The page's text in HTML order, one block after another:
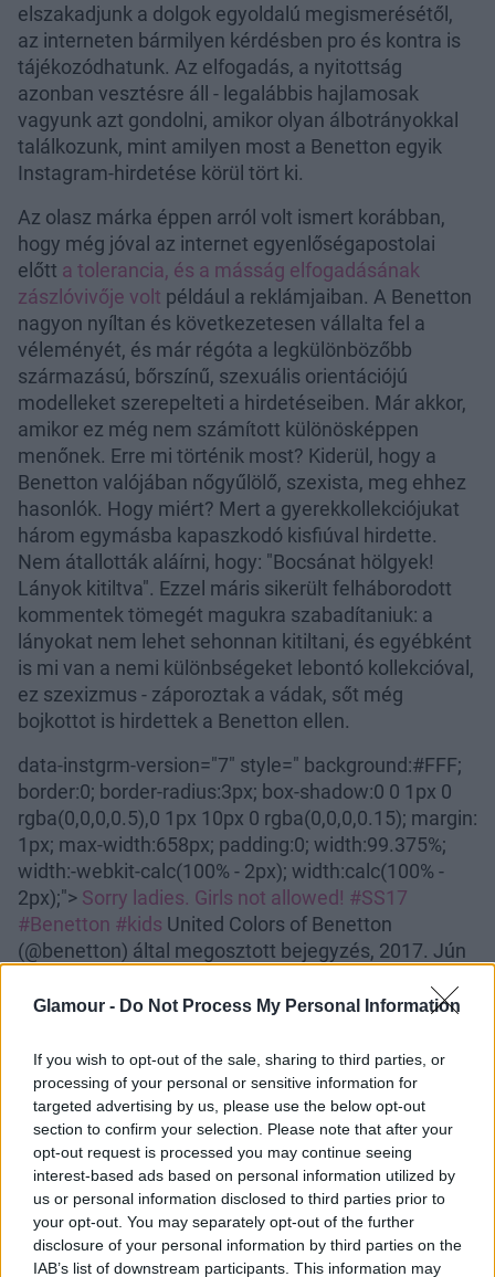
Glamour - Do Not Process My Personal Information
If you wish to opt-out of the sale, sharing to third parties, or
processing of your personal or sensitive information for
targeted advertising by us, please use the below opt-out
section to confirm your selection. Please note that after your
opt-out request is processed you may continue seeing
interest-based ads based on personal information utilized by
us or personal information disclosed to third parties prior to
your opt-out. You may separately opt-out of the further
disclosure of your personal information by third parties on the
IAB’s list of downstream participants. This information may
elszakadjunk a dolgok egyoldalú megismerésétől,
az interneten bármilyen kérdésben pro és kontra is
tájékozódhatunk. Az elfogadás, a nyitottság
azonban vesztésre áll - legalábbis hajlamosak
vagyunk azt gondolni, amikor olyan álbotrányokkal
találkozunk, mint amilyen most a Benetton egyik
Instagram-hirdetése körül tört ki.
Az olasz márka éppen arról volt ismert korábban,
hogy még jóval az internet egyenlőségapostolai
előtt a tolerancia, és a másság elfogadásának
zászlóvivője volt például a reklámjaiban. A Benetton
nagyon nyíltan és következetesen vállalta fel a
véleményét, és már régóta a legkülönbözőbb
származású, bőrszínű, szexuális orientációjú
modelleket szerepelteti a hirdetéseiben. Már akkor,
amikor ez még nem számított különösképpen
menőnek. Erre mi történik most? Kiderül, hogy a
Benetton valójában nőgyűlölő, szexista, meg ehhez
hasonlók. Hogy miért? Mert a gyerekkollekciójukat
három egymásba kapaszkodó kisfiúval hirdette.
Nem átallották aláírni, hogy: "Bocsánat hölgyek!
Lányok kitiltva". Ezzel máris sikerült felháborodott
kommentek tömegét magukra szabadítaniuk: a
lányokat nem lehet sehonnan kitiltani, és egyébként
is mi van a nemi különbségeket lebontó kollekcióval,
ez szexizmus - záporoztak a vádak, sőt még
bojkottot is hirdettek a Benetton ellen.
data-instgrm-version="7" style=" background:#FFF;
border:0; border-radius:3px; box-shadow:0 0 1px 0
rgba(0,0,0,0.5),0 1px 10px 0 rgba(0,0,0,0.15); margin:
1px; max-width:658px; padding:0; width:99.375%;
width:-webkit-calc(100% - 2px); width:calc(100% -
2px);"> Sorry ladies. Girls not allowed! #SS17
#Benetton #kids United Colors of Benetton
(@benetton) által megosztott bejegyzés, 2017. Jún